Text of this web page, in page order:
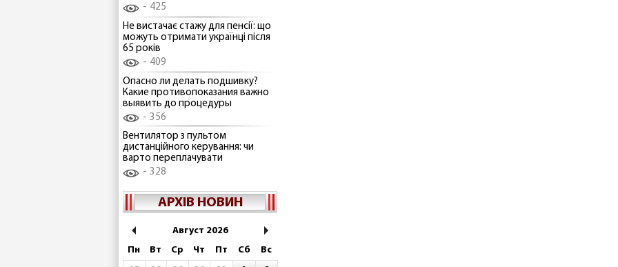
425
Не вистачає стажу для пенсії: що
можуть отримати українці після
65 років
409
Опасно ли делать подшивку?
Какие противопоказания важно
выявить до процедуры
356
Вентилятор з пультом
дистанційного керування: чи
варто переплачувати
328
АРХІВ НОВИН
Август 2026
Пн
Вт Ср Чт Пт Сб
Вс